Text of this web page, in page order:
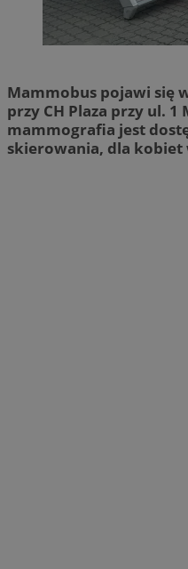
Mammobus pojawi się
przy CH Plaza przy ul. 1
mammografia jest
skierowania, dla kobiet